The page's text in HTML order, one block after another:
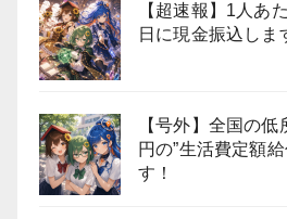
【超速報】1人あ
日に現金振込しま
【号外】全国の
円の”生活費定額
す！